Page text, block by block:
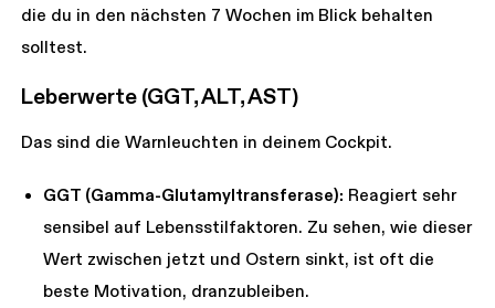
die du in den nächsten 7 Wochen im Blick behalten
solltest.
Leberwerte (GGT, ALT, AST)
Das sind die Warnleuchten in deinem Cockpit.
GGT (Gamma-Glutamyltransferase): Reagiert sehr
sensibel auf Lebensstilfaktoren. Zu sehen, wie dieser
Wert zwischen jetzt und Ostern sinkt, ist oft die
beste Motivation, dranzubleiben.